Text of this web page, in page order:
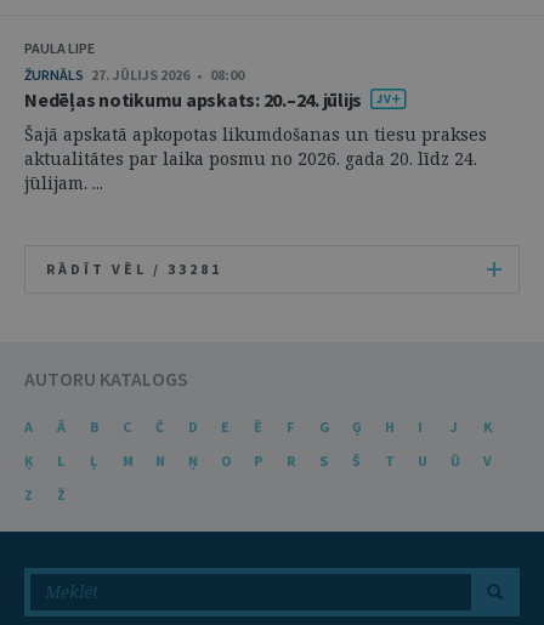
PAULA LIPE
ŽURNĀLS 27. JŪLIJS 2026 • 08:00
Nedēļas notikumu apskats: 20.–24. jūlijs
Šajā apskatā apkopotas likumdošanas un tiesu prakses
aktualitātes par laika posmu no 2026. gada 20. līdz 24.
jūlijam. ...
RĀDĪT VĒL / 33281
AUTORU KATALOGS
A Ā B C Č D E Ē F G Ģ H I J
K
Ķ
L Ļ M N Ņ O P R S Š T U Ū
V
Z
Ž